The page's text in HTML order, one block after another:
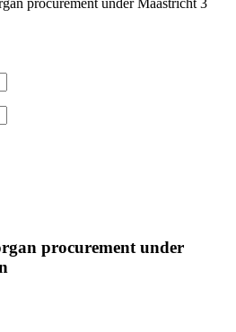
procurement under Maastricht 3
procurement under